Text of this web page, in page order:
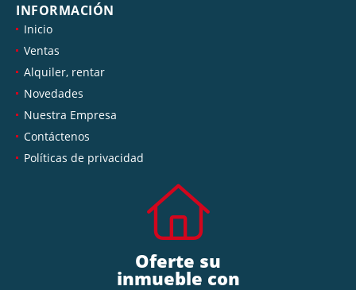
INFORMACIÓN
Inicio
Ventas
Alquiler, rentar
Novedades
Nuestra Empresa
Contáctenos
Políticas de privacidad
Oferte su
inmueble con